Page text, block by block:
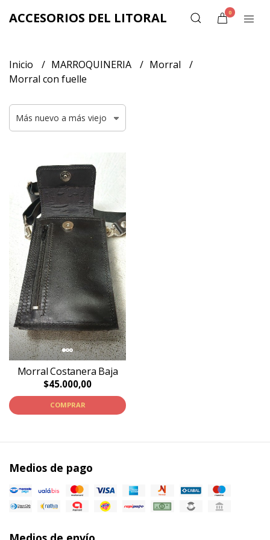
ACCESORIOS DEL LITORAL 0
Inicio MARROQUINERIA
Morral
Morral con fuelle
Morral Costanera Baja
$45.000,00
COMPRAR
Medios de pago